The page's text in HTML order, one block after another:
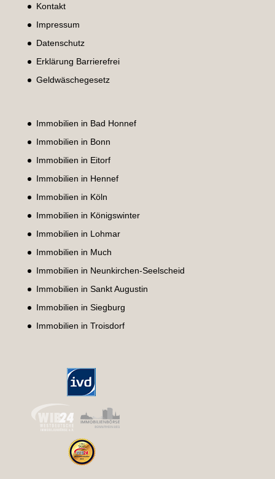
Kontakt
Impressum
Datenschutz
Erklärung Barrierefrei
Geldwäschegesetz
Immobilien in Bad Honnef
Immobilien in Bonn
Immobilien in Eitorf
Immobilien in Hennef
Immobilien in Köln
Immobilien in Königswinter
Immobilien in Lohmar
Immobilien in Much
Immobilien in Neunkirchen-Seelscheid
Immobilien in Sankt Augustin
Immobilien in Siegburg
Immobilien in Troisdorf